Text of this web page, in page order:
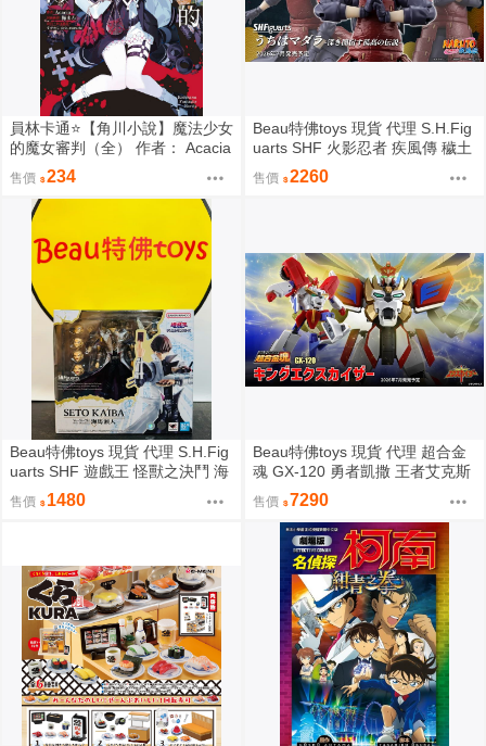
員林卡通⭐️【角川小說】魔法少女
的魔女審判（全） 作者： Acacia
(附尼采書套)
售價 234
Beau特佛toys 現貨 代理 S.H.Fig
uarts SHF 火影忍者 疾風傳 穢土
轉身 宇智波斑 0209
售價 2260
Beau特佛toys 現貨 代理 S.H.Fig
uarts SHF 遊戲王 怪獸之決鬥 海
馬瀬人 0209
售價 1480
Beau特佛toys 現貨 代理 超合金
魂 GX-120 勇者凱撒 王者艾克斯
凱撒 0209
售價 7290